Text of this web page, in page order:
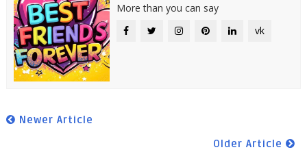
More than you can say
vk
Newer Article
Older Article